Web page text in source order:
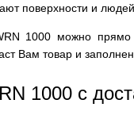
поверхности и людей.
1000 можно
Вам товар и
1000 с